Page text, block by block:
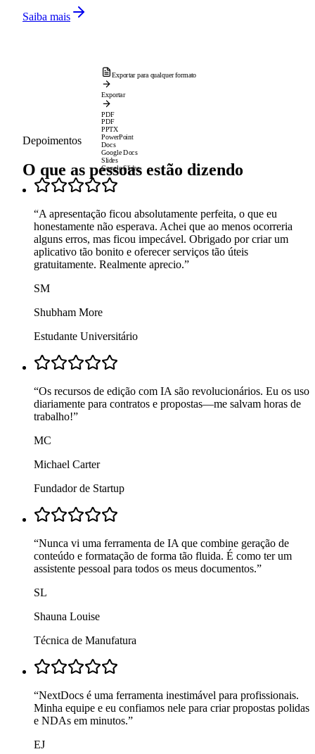
Saiba mais
Exportar para qualquer formato
Exportar
PDF
PDF
PPTX
PowerPoint
Docs
Google Docs
Slides
Google Slides
Depoimentos
O que as pessoas estão dizendo
“A apresentação ficou absolutamente perfeita, o que eu
honestamente não esperava. Achei que ao menos ocorreria
alguns erros, mas ficou impecável. Obrigado por criar um
aplicativo tão bonito e oferecer serviços tão úteis
gratuitamente. Realmente aprecio.”
SM
Shubham More
Estudante Universitário
“Os recursos de edição com IA são revolucionários. Eu os uso
diariamente para contratos e propostas—me salvam horas de
trabalho!”
MC
Michael Carter
Fundador de Startup
“Nunca vi uma ferramenta de IA que combine geração de
conteúdo e formatação de forma tão fluida. É como ter um
assistente pessoal para todos os meus documentos.”
SL
Shauna Louise
Técnica de Manufatura
“NextDocs é uma ferramenta inestimável para profissionais.
Minha equipe e eu confiamos nele para criar propostas polidas
e NDAs em minutos.”
EJ